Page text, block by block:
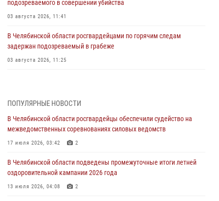
подозреваемого в совершении убийства
03 августа 2026, 11:41
В Челябинской области росгвардейцами по горячим следам
задержан подозреваемый в грабеже
03 августа 2026, 11:25
03 августа 2026, 09:22 1
Авиация Росгвардии совершила более 250 санитарных вылетов в
Донецкой Народной Республике
31 июля 2026, 11:33
Росгвардия обеспечивает безопасность граждан на южном
направлении
31 июля 2026, 11:32
ПОПУЛЯРНЫЕ НОВОСТИ
В Челябинской области росгвардейцы обеспечили судейство на
межведомственных соревнованиях силовых ведомств
17 июля 2026, 03:42 2
В Челябинской области подведены промежуточные итоги летней
оздоровительной кампании 2026 года
13 июля 2026, 04:08 2